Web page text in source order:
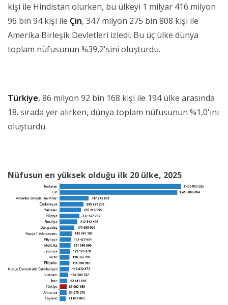
kişi ile Hindistan olurken, bu ülkeyi 1 milyar 416 milyon
96 bin 94 kişi ile Çin, 347 milyon 275 bin 808 kişi ile
Amerika Birleşik Devletleri izledi. Bu üç ülke dünya
toplam nüfusunun %39,2'sini oluşturdu.
Türkiye, 86 milyon 92 bin 168 kişi ile 194 ülke arasında
18. sırada yer alırken, dünya toplam nüfusunun %1,0'ını
oluşturdu.
Nüfusun en yüksek olduğu ilk 20 ülke, 2025